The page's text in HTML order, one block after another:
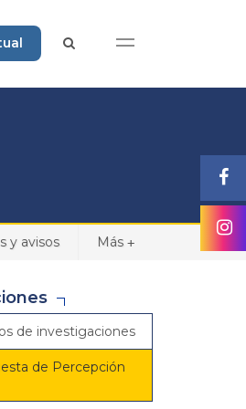
y avisos +
Más
de investigaciones
de Percepción